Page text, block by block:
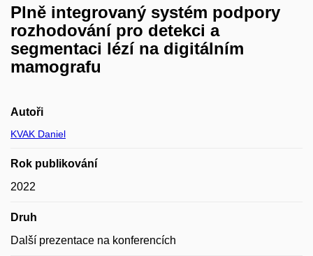
Plně integrovaný systém podpory
rozhodování pro detekci a
segmentaci lézí na digitálním
mamografu
Autoři
KVAK Daniel
Rok publikování
2022
Druh
Další prezentace na konferencích